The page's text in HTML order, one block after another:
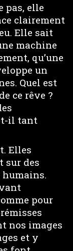
pas, elle
clairement
Elle sait
machine
qu’une
un
Quel est
ce rêve ?
t-il tant
Elles
sur des
humains.
pour
nos images
et y